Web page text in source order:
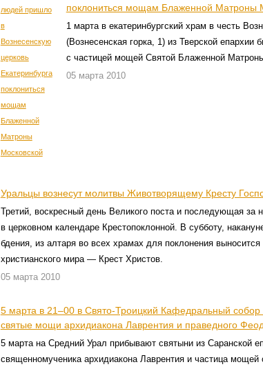
поклониться мощам Блаженной Матроны
1 марта в екатеринбургский храм в честь
(Вознесенская горка, 1) из Тверской епархии
с частицей мощей Святой Блаженной
05 марта 2010
Уральцы вознесут молитвы Животворящему Кресту
Третий, воскресный день Великого поста и последующая за
в церковном календаре Крестопоклонной. В субботу,
бдения, из алтаря во всех храмах для поклонения
христианского мира — Крест Христов.
05 марта 2010
5 марта в 21–00 в Свято-Троицкий Кафедральный собор
святые мощи архидиакона Лаврентия и праведного
5 марта на Средний Урал прибывают святыни из Саранской
священномученика архидиакона Лаврентия и частица мощей